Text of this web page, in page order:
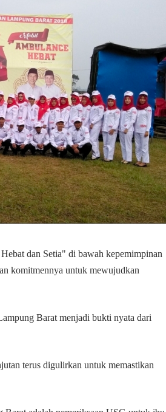
dan Setia" di bawah kepemimpinan
komitmennya untuk mewujudkan
Barat menjadi bukti nyata dari
terus digulirkan untuk memastikan